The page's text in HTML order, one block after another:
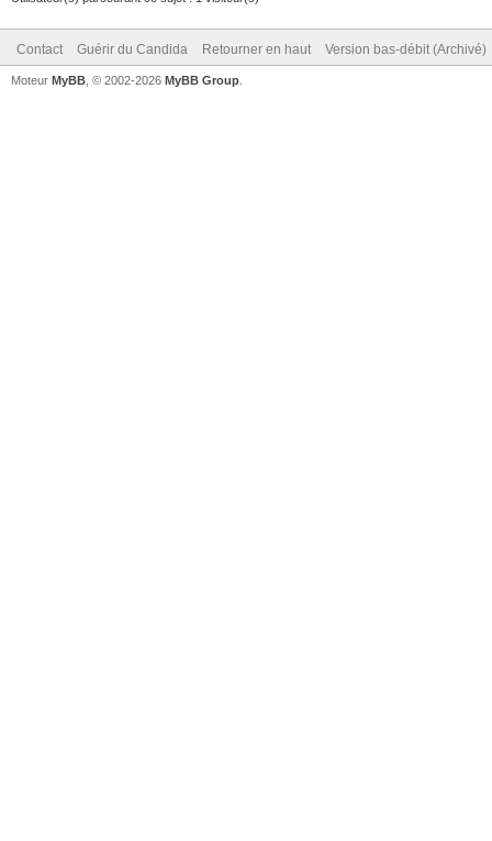
Contact Guérir du Candida Retourner en haut Version bas-débit (Archivé)
Moteur MyBB , © 2002-2026 MyBB Group